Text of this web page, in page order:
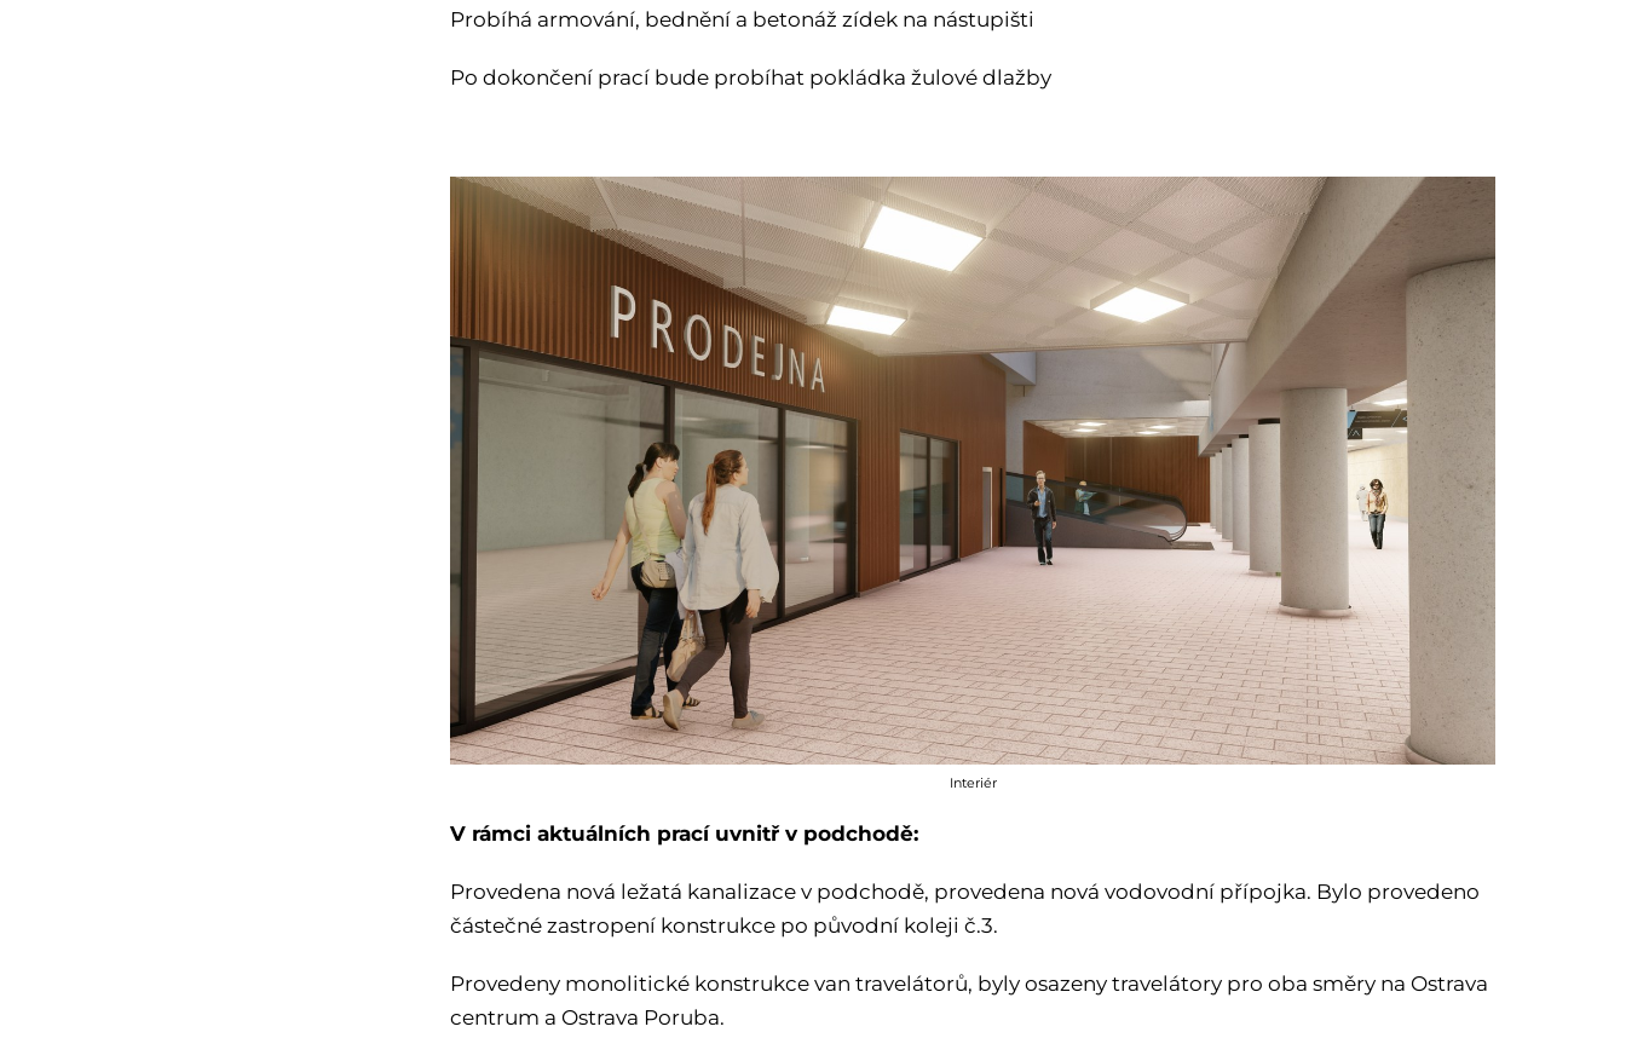
Probíhá armování, bednění a betonáž zídek na nástupišti
Po dokončení prací bude probíhat pokládka žulové dlažby
Interiér
V rámci aktuálních prací uvnitř v podchodě:
Provedena nová ležatá kanalizace v podchodě, provedena nová vodovodní přípojka. Bylo provedeno
částečné zastropení konstrukce po původní koleji č.3.
Provedeny monolitické konstrukce van travelátorů, byly osazeny travelátory pro oba směry na Ostrava
centrum a Ostrava Poruba.